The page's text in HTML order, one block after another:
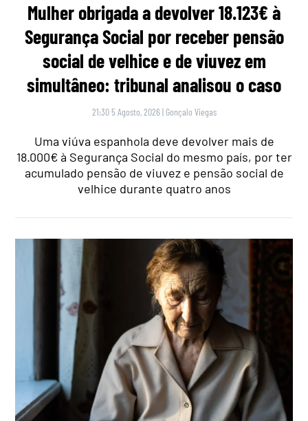
Mulher obrigada a devolver 18.123€ à
Segurança Social por receber pensão
social de velhice e de viuvez em
simultâneo: tribunal analisou o caso
21:30 5 Agosto, 2026 | Gonçalo Viegas
Uma viúva espanhola deve devolver mais de
18.000€ à Segurança Social do mesmo país, por ter
acumulado pensão de viuvez e pensão social de
velhice durante quatro anos